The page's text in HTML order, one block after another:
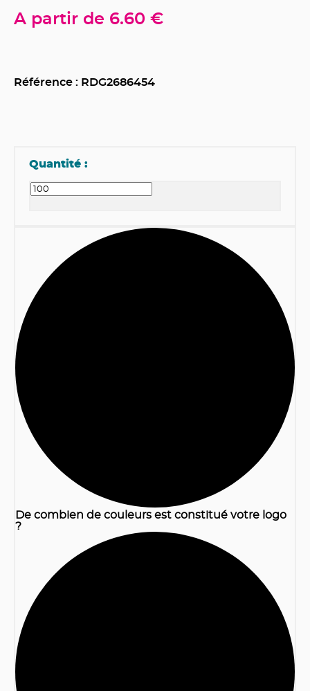
A partir de 6.60 €
Référence : RDG2686454
Quantité :
De combien de couleurs est constitué votre logo
?